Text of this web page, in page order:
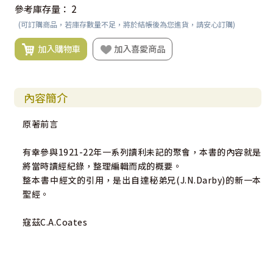
參考庫存量： 2
(可訂購商品，若庫存數量不足，將於結帳後為您進貨，請安心訂購)
加入購物車 加入喜愛商品
內容簡介
原著前言
有幸參與1921-22年一系列讀利未記的聚會，本書的內容就是
將當時讀經紀錄，整理編輯而成的概要。
整本書中經文的引用，是出自達秘弟兄(J.N.Darby)的新一本
聖經。
寇茲C.A.Coates